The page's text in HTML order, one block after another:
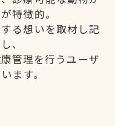
特徴的。
る想いを取材し記
、
管理を行うユーザ
ます。